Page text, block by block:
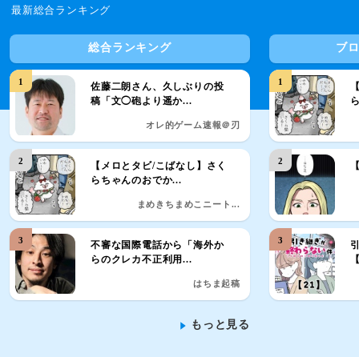
最新総合ランキング
総合ランキング
1
佐藤二朗さん、久しぶりの投
稿「文◯砲より遥か...
オレ的ゲーム速報＠刃
2
【メロとタビ/こばなし】さく
らちゃんのおでか...
まめきちまめこニート...
3
不審な国際電話から「海外か
らのクレカ不正利用...
はちま起稿
もっと見る
ブ
1
2
3